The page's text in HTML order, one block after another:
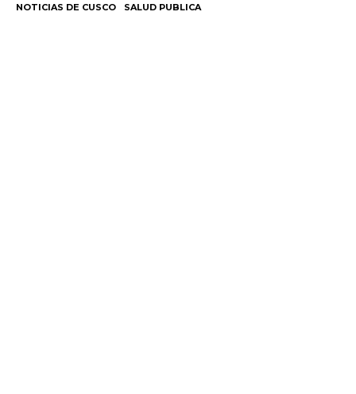
NOTICIAS DE CUSCO
SALUD PUBLICA